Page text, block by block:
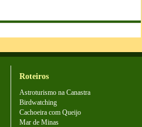
Roteiros
Astroturismo na Canastra
Birdwatching
Cachoeira com Queijo
Mar de Minas